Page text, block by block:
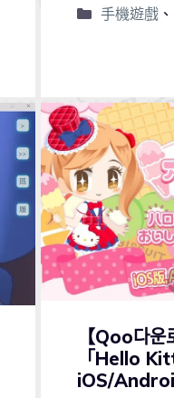
手機遊戲、
【Qoo다운
「Hello
iOS/